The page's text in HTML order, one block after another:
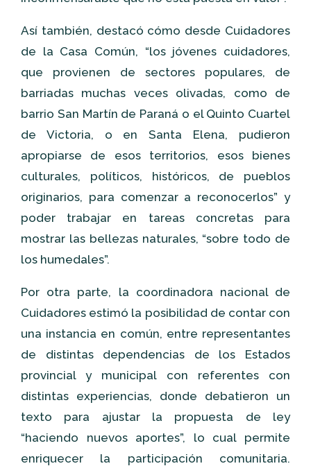
Así también, destacó cómo desde Cuidadores
de la Casa Común, “los jóvenes cuidadores,
que provienen de sectores populares, de
barriadas muchas veces olivadas, como de
barrio San Martín de Paraná o el Quinto Cuartel
de Victoria, o en Santa Elena, pudieron
apropiarse de esos territorios, esos bienes
culturales, políticos, históricos, de pueblos
originarios, para comenzar a reconocerlos” y
poder trabajar en tareas concretas para
mostrar las bellezas naturales, “sobre todo de
los humedales”.
Por otra parte, la coordinadora nacional de
Cuidadores estimó la posibilidad de contar con
una instancia en común, entre representantes
de distintas dependencias de los Estados
provincial y municipal con referentes con
distintas experiencias, donde debatieron un
texto para ajustar la propuesta de ley
“haciendo nuevos aportes”, lo cual permite
enriquecer la participación comunitaria.